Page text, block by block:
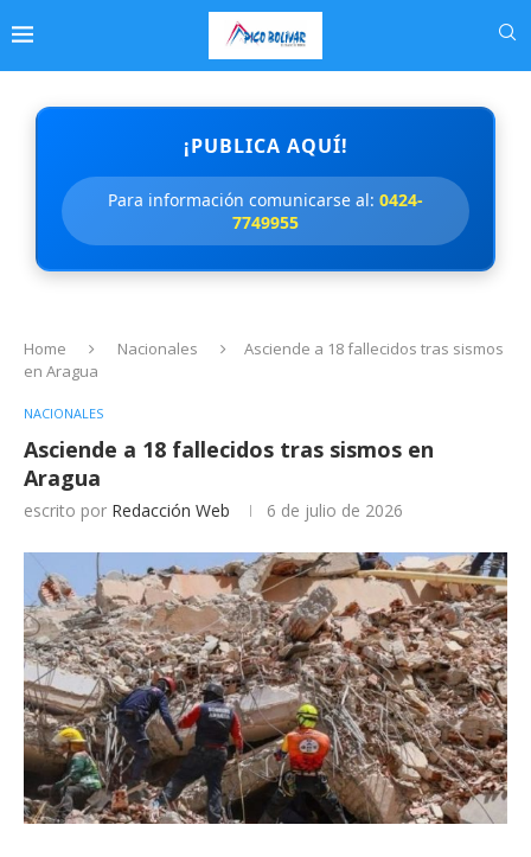
¡PUBLICA AQUÍ!
Para información comunicarse al: 0424-
7749955
Home Nacionales
Asciende a 18 fallecidos tras sismos
en Aragua
NACIONALES
Asciende a 18 fallecidos tras sismos en
Aragua
escrito por Redacción Web 6 de julio de 2026